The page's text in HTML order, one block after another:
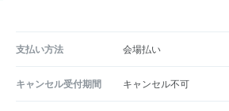
支払い方法 会場払い
キャンセル受付期間 キャンセル不可